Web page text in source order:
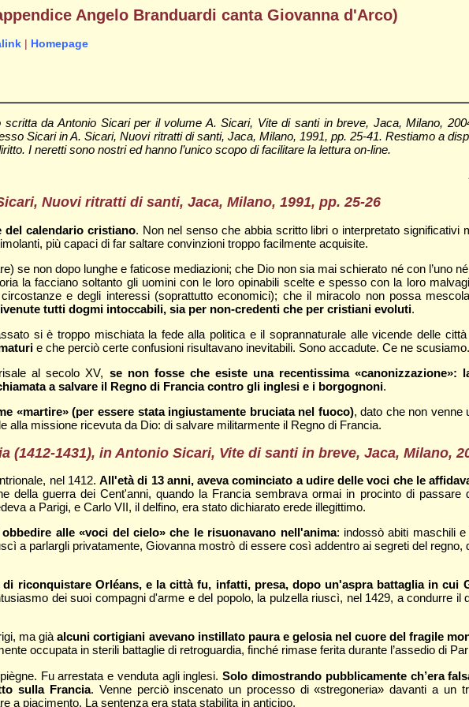
Angelo Branduardi canta Giovanna d'Arco)
| Homepage
da Antonio Sicari per il volume A. Sicari, Vite di santi in breve, Jaca, Milano,
Sicari in A. Sicari, Nuovi ritratti di santi, Jaca, Milano, 1991, pp. 25-41. Restiamo a
I neretti sono nostri ed hanno l’unico scopo di facilitare la lettura on-line.
Nuovi ritratti di santi, Jaca, Milano, 1991, pp. 25-26
del calendario cristiano. Non nel senso che abbia scritto libri o interpretato significativi
più capaci di far saltare convinzioni troppo facilmente acquisite.
se non dopo lunghe e faticose mediazioni; che Dio non sia mai schierato né con l’uno
la facciano soltanto gli uomini con le loro opinabili scelte e spesso con la loro
e degli interessi (soprattutto economici); che il miracolo non possa
tutti dogmi intoccabili, sia per non-credenti che per cristiani evoluti.
si è troppo mischiata la fede alla politica e il soprannaturale alle vicende delle
e che perciò certe confusioni risultavano inevitabili. Sono accadute. Ce ne scusiamo.
al secolo XV, se non fosse che esiste una recentissima «canonizzazione»:
a salvare il Regno di Francia contro gli inglesi e i borgognoni.
«martire» (per essere stata ingiustamente bruciata nel fuoco), dato che non venne
alla missione ricevuta da Dio: di salvare militarmente il Regno di Francia.
(1412-1431), in Antonio Sicari, Vite di santi in breve, Jaca, Milano,
nel 1412.All'età di 13 anni, aveva cominciato a udire delle voci che le
della guerra dei Cent'anni, quando la Francia sembrava ormai in procinto di passare
a Parigi, e Carlo VII, il delfino, era stato dichiarato erede illegittimo.
alle «voci del cielo» che le risuonavano nell'anima: indossò abiti maschili
a parlargli privatamente, Giovanna mostrò di essere così addentro ai segreti del regno,
riconquistare Orléans, e la città fu, infatti, presa, dopo un'aspra battaglia in cui
dei suoi compagni d'arme e del popolo, la pulzella riuscì, nel 1429, a condurre il
ma giàalcuni cortigiani avevano instillato paura e gelosia nel cuore del fragile
occupata in sterili battaglie di retroguardia, finché rimase ferita durante l’assedio di
Fu arrestata e venduta agli inglesi.Solo dimostrando pubblicamente ch’era
sulla Francia. Venne perciò inscenato un processo di «stregoneria» davanti a un
a piacimento. La sentenza era stata stabilita in anticipo.